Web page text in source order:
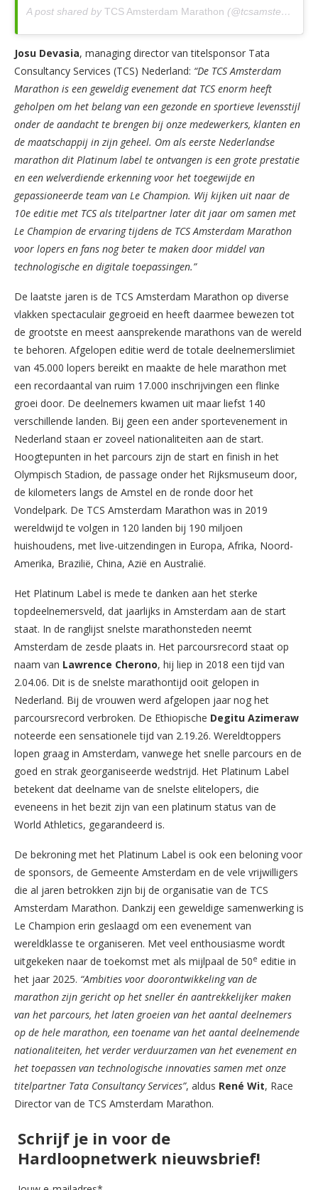
A post shared by TCS Amsterdam Marathon (@tcsamsterdammarathon) on
Josu Devasia, managing director van titelsponsor Tata
Consultancy Services (TCS) Nederland: “De TCS Amsterdam
Marathon is een geweldig evenement dat TCS enorm heeft
geholpen om het belang van een gezonde en sportieve levensstijl
onder de aandacht te brengen bij onze medewerkers, klanten en
de maatschappij in zijn geheel. Om als eerste Nederlandse
marathon dit Platinum label te ontvangen is een grote prestatie
en een welverdiende erkenning voor het toegewijde en
gepassioneerde team van Le Champion. Wij kijken uit naar de
10e editie met TCS als titelpartner later dit jaar om samen met
Le Champion de ervaring tijdens de TCS Amsterdam Marathon
voor lopers en fans nog beter te maken door middel van
technologische en digitale toepassingen.”
De laatste jaren is de TCS Amsterdam Marathon op diverse
vlakken spectaculair gegroeid en heeft daarmee bewezen tot
de grootste en meest aansprekende marathons van de wereld
te behoren. Afgelopen editie werd de totale deelnemerslimiet
van 45.000 lopers bereikt en maakte de hele marathon met
een recordaantal van ruim 17.000 inschrijvingen een flinke
groei door. De deelnemers kwamen uit maar liefst 140
verschillende landen. Bij geen een ander sportevenement in
Nederland staan er zoveel nationaliteiten aan de start.
Hoogtepunten in het parcours zijn de start en finish in het
Olympisch Stadion, de passage onder het Rijksmuseum door,
de kilometers langs de Amstel en de ronde door het
Vondelpark. De TCS Amsterdam Marathon was in 2019
wereldwijd te volgen in 120 landen bij 190 miljoen
huishoudens, met live-uitzendingen in Europa, Afrika, Noord-
Amerika, Brazilië, China, Azië en Australië.
Het Platinum Label is mede te danken aan het sterke
topdeelnemersveld, dat jaarlijks in Amsterdam aan de start
staat. In de ranglijst snelste marathonsteden neemt
Amsterdam de zesde plaats in. Het parcoursrecord staat op
naam van Lawrence Cherono, hij liep in 2018 een tijd van
2.04.06. Dit is de snelste marathontijd ooit gelopen in
Nederland. Bij de vrouwen werd afgelopen jaar nog het
parcoursrecord verbroken. De Ethiopische Degitu Azimeraw
noteerde een sensationele tijd van 2.19.26. Wereldtoppers
lopen graag in Amsterdam, vanwege het snelle parcours en de
goed en strak georganiseerde wedstrijd. Het Platinum Label
betekent dat deelname van de snelste elitelopers, die
eveneens in het bezit zijn van een platinum status van de
World Athletics, gegarandeerd is.
De bekroning met het Platinum Label is ook een beloning voor
de sponsors, de Gemeente Amsterdam en de vele vrijwilligers
die al jaren betrokken zijn bij de organisatie van de TCS
Amsterdam Marathon. Dankzij een geweldige samenwerking is
Le Champion erin geslaagd om een evenement van
wereldklasse te organiseren. Met veel enthousiasme wordt
uitgekeken naar de toekomst met als mijlpaal de 50e editie in
het jaar 2025. “Ambities voor doorontwikkeling van de
marathon zijn gericht op het sneller én aantrekkelijker maken
van het parcours, het laten groeien van het aantal deelnemers
op de hele marathon, een toename van het aantal deelnemende
nationaliteiten, het verder verduurzamen van het evenement en
het toepassen van technologische innovaties samen met onze
titelpartner Tata Consultancy Services”, aldus René Wit, Race
Director van de TCS Amsterdam Marathon.
Schrijf je in voor de
Hardloopnetwerk nieuwsbrief!